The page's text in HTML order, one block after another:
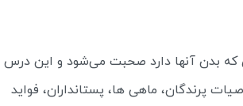
که بدن آنها دارد صحبت می‌شود و این درس
پرندگان، ماهی ها، پستانداران، فواید